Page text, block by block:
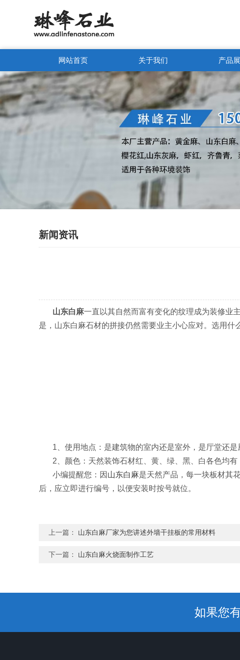
网站首页 关于我们 产品
新闻资讯
山东白麻一直以其自然而富有变化的纹理成为装修业
是，山东白麻石材的拼接仍然需要业主小心应对。选用
1、使用地点：是建筑物的室内还是室外，是厅堂还是
2、颜色：天然装饰石材红、黄、绿、黑、白各色均有
小编提醒您：因 山东白麻是天然产品，每一块板材其
后，应立即进行编号，以便安装时按号就位。
上一篇： 山东白麻厂家为您讲述外墙干挂板的常用材料
下一篇： 山东白麻火烧面制作工艺
如果您